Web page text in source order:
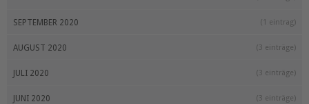
SEPTEMBER 2020 (1 eintrag)
AUGUST 2020 (3 einträge)
JULI 2020 (3 einträge)
JUNI 2020 (3 einträge)